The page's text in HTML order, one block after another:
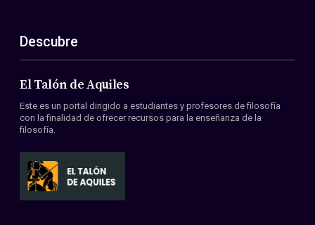
Descubre
El Talón de Aquiles
Este es un portal dirigido a estudiantes y profesores de filosofía
con la finalidad de ofrecer recursos para la enseñanza de la
filosofía.